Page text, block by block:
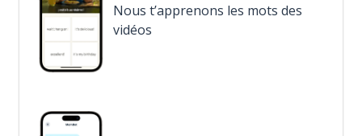
Nous t’apprenons les mots des
vidéos